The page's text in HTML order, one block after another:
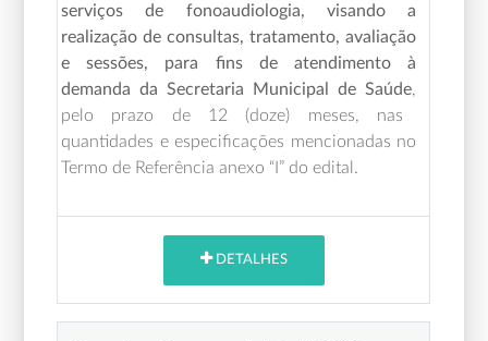
serviços de fonoaudiologia, visando a
realização de consultas, tratamento, avaliação
e sessões, para fins de atendimento à
demanda da Secretaria Municipal de Saúde,
pelo prazo de 12 (doze) meses,
nas
quantidades e especificações mencionadas no
Termo de Referência anexo “I” do edital.
DETALHES